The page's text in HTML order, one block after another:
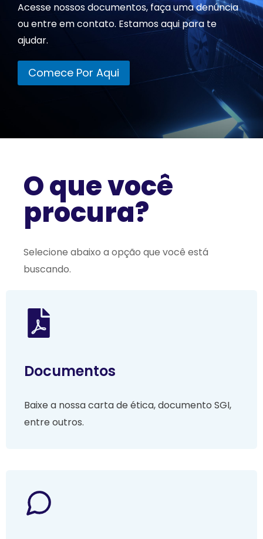
Acesse nossos documentos, faça uma denúncia
ou entre em contato. Estamos aqui para te
ajudar.
Comece Por Aqui
O que você
procura?
Selecione abaixo a opção que você está
buscando.
Documentos
Baixe a nossa carta de ética, documento SGI,
entre outros.